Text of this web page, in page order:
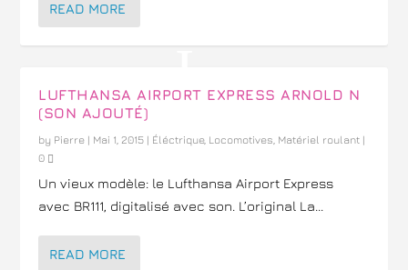
READ MORE
LUFTHANSA AIRPORT EXPRESS ARNOLD N
(SON AJOUTÉ)
by Pierre | Mai 1, 2015 | Éléctrique, Locomotives, Matériel roulant |
0
Un vieux modèle: le Lufthansa Airport Express
avec BR111, digitalisé avec son. L’original La...
READ MORE